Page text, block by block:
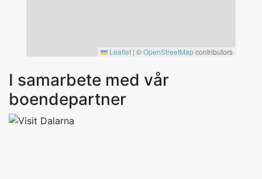
Leaflet | ©OpenStreetMapcontributors
I samarbete med vår
boendepartner